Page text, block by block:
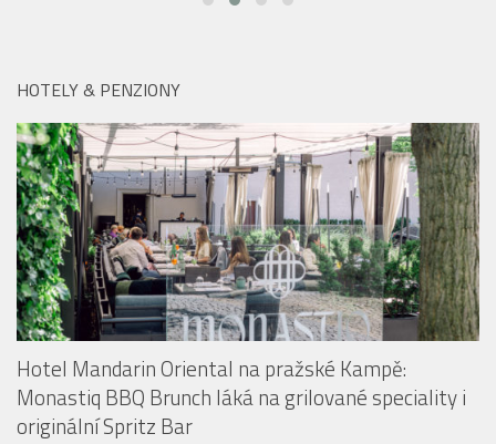
HOTELY & PENZIONY
Hotel Mandarin Oriental na pražské Kampě:
Monastiq BBQ Brunch láká na grilované speciality i
originální Spritz Bar